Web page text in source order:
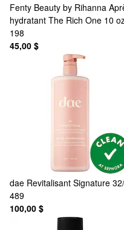
Fenty Beauty by Rihanna
hydratant The Rich One 10
198
45,00 $
dae Revitalisant Signature
489
100,00 $